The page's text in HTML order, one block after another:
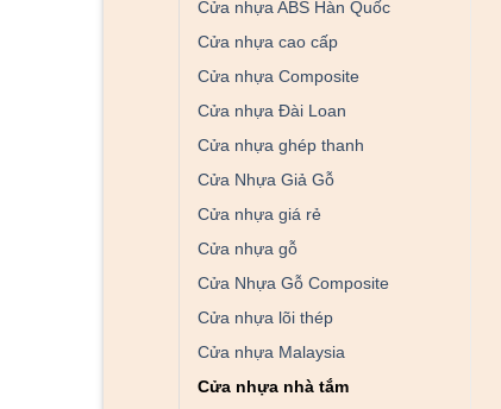
Cửa nhựa ABS Hàn Quốc
Cửa nhựa cao cấp
Cửa nhựa Composite
Cửa nhựa Đài Loan
Cửa nhựa ghép thanh
Cửa Nhựa Giả Gỗ
Cửa nhựa giá rẻ
Cửa nhựa gỗ
Cửa Nhựa Gỗ Composite
Cửa nhựa lõi thép
Cửa nhựa Malaysia
Cửa nhựa nhà tắm